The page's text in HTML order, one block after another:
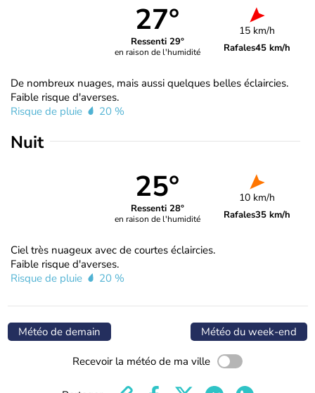
27°
Ressenti 29°
en raison de l'humidité
15 km/h
Rafales45 km/h
De nombreux nuages, mais aussi quelques belles éclaircies.
Faible risque d'averses.
Risque de pluie
20 %
Nuit
25°
Ressenti 28°
en raison de l'humidité
10 km/h
Rafales35 km/h
Ciel très nuageux avec de courtes éclaircies.
Faible risque d'averses.
Risque de pluie
20 %
Météo de demain Météo du week-end
Recevoir la météo de ma ville